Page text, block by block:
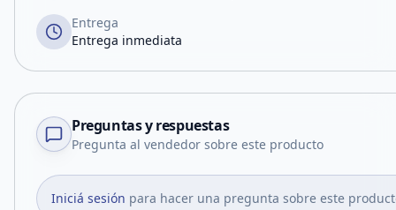
Entrega
Entrega inmediata
Preguntas y respuestas
Pregunta al vendedor sobre este producto
Iniciá sesión para hacer una pregunta sobre este